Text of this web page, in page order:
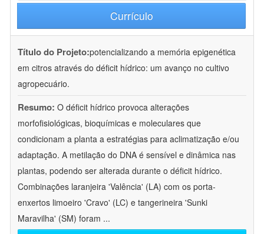
Currículo
Título do Projeto:potencializando a memória epigenética
em citros através do déficit hídrico: um avanço no cultivo
agropecuário.
Resumo: O déficit hídrico provoca alterações
morfofisiológicas, bioquímicas e moleculares que
condicionam a planta a estratégias para aclimatização e/ou
adaptação. A metilação do DNA é sensível e dinâmica nas
plantas, podendo ser alterada durante o déficit hídrico.
Combinações laranjeira 'Valência' (LA) com os porta-
enxertos limoeiro 'Cravo' (LC) e tangerineira 'Sunki
Maravilha' (SM) foram ...